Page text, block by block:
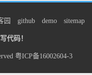
园 github demo sitemap
代码！
粤ICP备16002604-3